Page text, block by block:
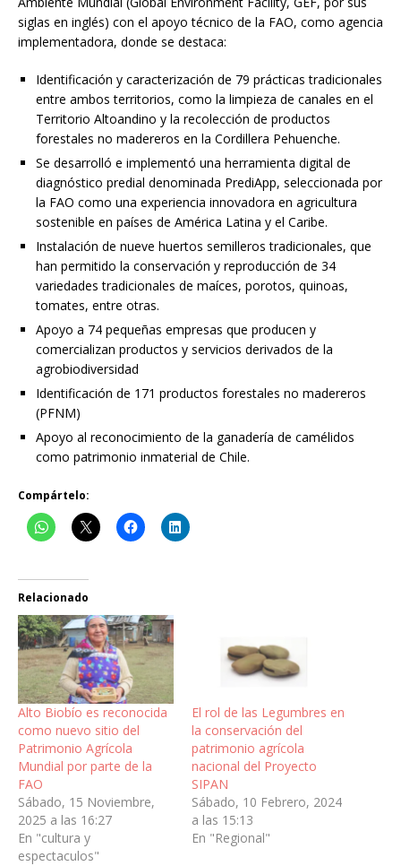
siglas en inglés) con el apoyo técnico de la FAO, como agencia
implementadora, donde se destaca:
Identificación y caracterización de 79 prácticas tradicionales
entre ambos territorios, como la limpieza de canales en el
Territorio Altoandino y la recolección de productos
forestales no madereros en la Cordillera Pehuenche.
Se desarrolló e implementó una herramienta digital de
diagnóstico predial denominada PrediApp, seleccionada por
la FAO como una experiencia innovadora en agricultura
sostenible en países de América Latina y el Caribe.
Instalación de nueve huertos semilleros tradicionales, que
han permitido la conservación y reproducción de 34
variedades tradicionales de maíces, porotos, quinoas,
tomates, entre otras.
Apoyo a 74 pequeñas empresas que producen y
comercializan productos y servicios derivados de la
agrobiodiversidad
Identificación de 171 productos forestales no madereros
(PFNM)
Apoyo al reconocimiento de la ganadería de camélidos
como patrimonio inmaterial de Chile.
Compártelo:
Relacionado
Alto Biobío es reconocida
como nuevo sitio del
Patrimonio Agrícola
Mundial por parte de la
FAO
Sábado, 15 Noviembre,
2025 a las 16:27
En "cultura y
espectaculos"
El rol de las Legumbres en
la conservación del
patrimonio agrícola
nacional del Proyecto
SIPAN
Sábado, 10 Febrero, 2024
a las 15:13
En "Regional"